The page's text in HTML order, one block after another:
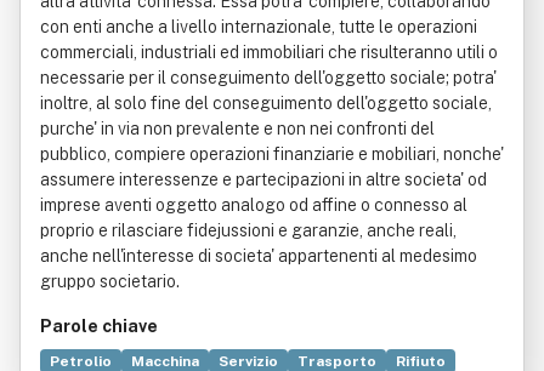
con enti anche a livello internazionale, tutte le operazioni
commerciali, industriali ed immobiliari che risulteranno utili o
necessarie per il conseguimento dell'oggetto sociale; potra'
inoltre, al solo fine del conseguimento dell'oggetto sociale,
purche' in via non prevalente e non nei confronti del
pubblico, compiere operazioni finanziarie e mobiliari, nonche'
assumere interessenze e partecipazioni in altre societa' od
imprese aventi oggetto analogo od affine o connesso al
proprio e rilasciare fidejussioni e garanzie, anche reali,
anche nell'interesse di societa' appartenenti al medesimo
gruppo societario.
Parole chiave
Petrolio Macchina Servizio Trasporto
Rifiuto